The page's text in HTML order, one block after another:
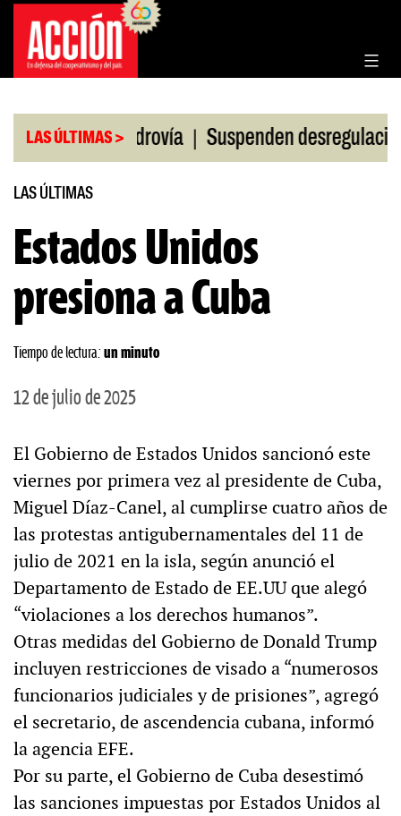
Saltar
contenido
LAS ÚLTIMAS >
en la Hidrovía | Suspenden desregulación
LAS ÚLTIMAS
Estados Unidos
presiona a Cuba
Tiempo de lectura: un minuto
12 de julio de 2025
El Gobierno de Estados Unidos sancionó este
viernes por primera vez al presidente de Cuba,
Miguel Díaz-Canel, al cumplirse cuatro años de
las protestas antigubernamentales del 11 de
julio de 2021 en la isla, según anunció el
Departamento de Estado de EE.UU que alegó
“violaciones a los derechos humanos”.
Otras medidas del Gobierno de Donald Trump
incluyen restricciones de visado a “numerosos
funcionarios judiciales y de prisiones”, agregó
el secretario, de ascendencia cubana, informó
la agencia EFE.
Por su parte, el Gobierno de Cuba desestimó
las sanciones impuestas por Estados Unidos al